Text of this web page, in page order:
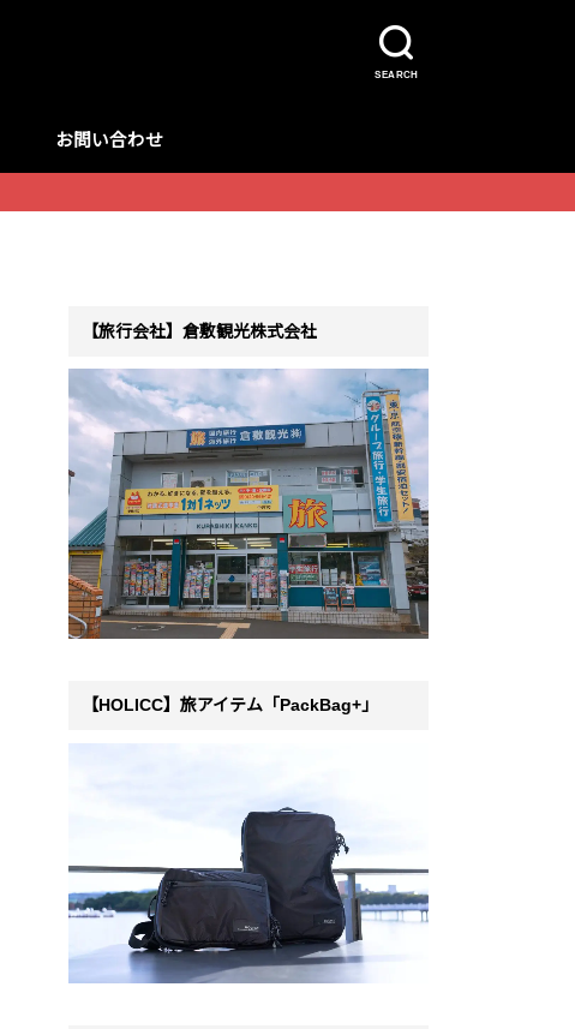
SEARCH
お問い合わせ
【旅行会社】倉敷観光株式会社
【HOLICC】旅アイテム「PackBag+」